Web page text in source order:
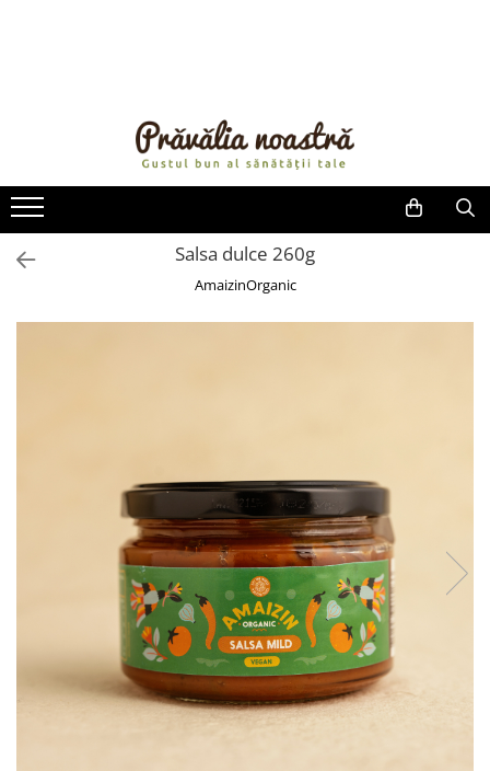
ULEIURI ȘI UNTURI
MĂSLINE
FRUCTE DESHIDRATATE
FRUCTE LA CONSERVĂ
CREME ȘI PASTE TARTINABILE
CEAIURI GRECEȘTI
CIOCOLATĂ ȘI CACAO
HEALTHY SNACKS
SUPERALIMENTE
LACTATE
Salsa dulce 260g
AmaizinOrganic